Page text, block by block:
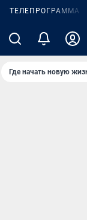
ТЕЛЕПРОГРАММА
Где начать новую